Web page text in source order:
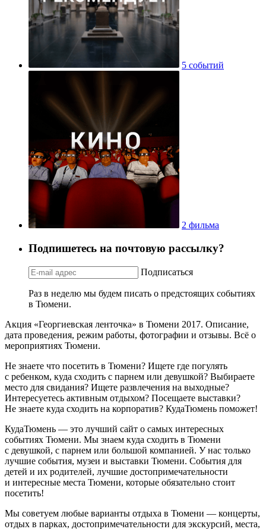
5 событий
2 фильма
Подпишетесь на почтовую рассылку?
Подписаться
Раз в неделю мы будем писать о предстоящих событиях
в Тюмени.
Акция «Георгиевская ленточка» в Тюмени 2017. Описание,
дата проведения, режим работы, фотографии и отзывы. Всё о
мероприятиях Тюмени.
Не знаете что посетить в Тюмени? Ищете где погулять
с ребенком, куда сходить с парнем или девушкой? Выбираете
место для свидания? Ищете развлечения на выходные?
Интересуетесь активным отдыхом? Посещаете выставки?
Не знаете куда сходить на корпоратив? КудаТюмень поможет!
КудаТюмень — это лучший сайт о самых интересных
событиях Тюмени. Мы знаем куда сходить в Тюмени
с девушкой, с парнем или большой компанией. У нас только
лучшие события, музеи и выставки Тюмени. События для
детей и их родителей, лучшие достопримечательности
и интересные места Тюмени, которые обязательно стоит
посетить!
Мы советуем любые варианты отдыха в Тюмени — концерты,
отдых в парках, достопримечательности для экскурсий, места,